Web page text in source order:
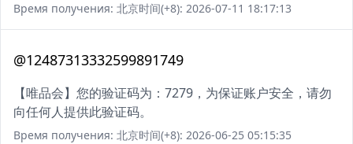
Время получения: 北京时间(+8): 2026-07-11 18:17:13
@12487313332599891749
【唯品会】您的验证码为：7279，为保证账户安全，请勿
向任何人提供此验证码。
Время получения: 北京时间(+8): 2026-06-25 05:15:35